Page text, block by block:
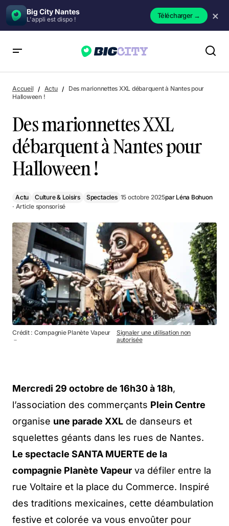
Big City Nantes
L'appli est dispo ! Télécharger→ ×
!
Accueil Actu
Des marionnettes XXL débarquent à Nantes pour
Halloween !
Des marionnettes XXL
débarquent à Nantes pour
Halloween !
Actu Culture & Loisirs Spectacles 15 octobre 2025par Léna Bohuon
· Article sponsorisé
Crédit : Compagnie Planète Vapeur
－
Signaler une utilisation non
autorisée
Mercredi 29 octobre de 16h30 à 18h,
l’association des commerçants Plein Centre
organise une parade XXL de danseurs et
squelettes géants dans les rues de Nantes.
Le spectacle SANTA MUERTE de la
compagnie Planète Vapeur va défiler entre la
rue Voltaire et la place du Commerce. Inspiré
des traditions mexicaines, cette déambulation
festive et colorée va vous envoûter pour